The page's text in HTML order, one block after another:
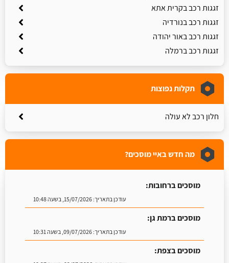
זגגות רכב בקרית אתא
זגגות רכב בנורדיה
זגגות רכב באור יהודה
זגגות רכב ברמלה
תקלות נפוצות
חלון רכב לא עולה
מה חדש באיי מוסכים?
מוסכים ברחובות:
עודכן בתאריך:15/07/2026, בשעה 10:48
מוסכים ברמת גן:
עודכן בתאריך:09/07/2026, בשעה 10:31
מוסכים בצפת: